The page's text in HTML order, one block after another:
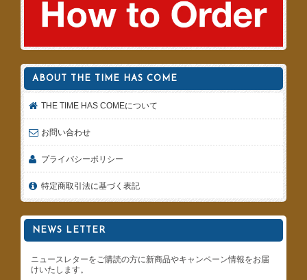
ABOUT THE TIME HAS COME
THE TIME HAS COMEについて
お問い合わせ
プライバシーポリシー
特定商取引法に基づく表記
NEWS LETTER
ニュースレターをご購読の方に新商品やキャンペーン情報をお届
けいたします。